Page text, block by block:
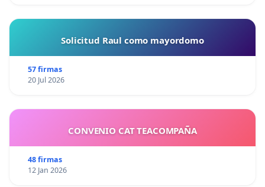
Solicitud Raul como mayordomo
57 firmas
20 Jul 2026
CONVENIO CAT TEACOMPAÑA
48 firmas
12 Jan 2026